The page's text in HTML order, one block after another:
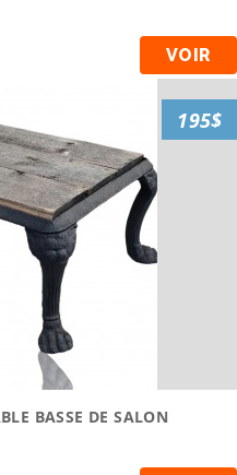
VOIR
BASSE DE SALON
195$